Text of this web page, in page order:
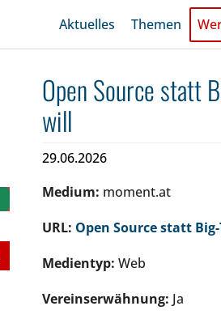
Aktuelles Themen
Open Source statt
will
29.06.2026
Medium: moment.at
URL: Open Source statt
Medientyp: Web
Vereinserwähnung: Ja